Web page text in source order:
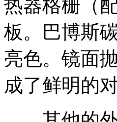
热器格栅（
板。巴博斯
亮色。镜面
成了鲜明的对